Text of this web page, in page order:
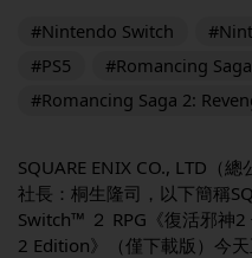
#Nintendo Switch
#PS5
#Romancing Saga
#Romancing Saga 2:
SQUARE ENIX CO., LTD（
社長：桐生隆司，以下簡稱
Switch™ ２ RPG《復活邪神
2 Edition》（僅下載版）今天